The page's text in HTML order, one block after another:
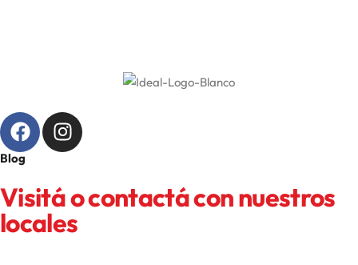
Blog
Visitá o contactá con nuestros
locales